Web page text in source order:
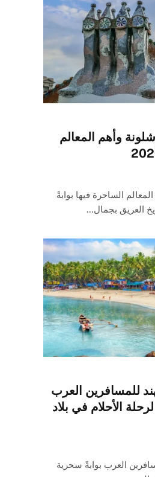
وأهم المعالم
الساحرة فيها بوابةً
العريق بجمال…
للمسافرين العرب
الأحلام في بلاد
العرب بوابةً سحرية